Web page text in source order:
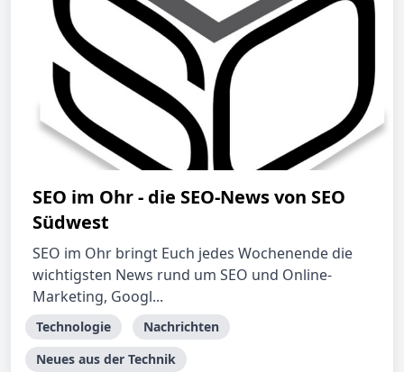
SEO im Ohr - die SEO-News von SEO
Südwest
SEO im Ohr bringt Euch jedes Wochenende die
wichtigsten News rund um SEO und Online-
Marketing, Googl...
Technologie
Nachrichten
Neues aus der Technik